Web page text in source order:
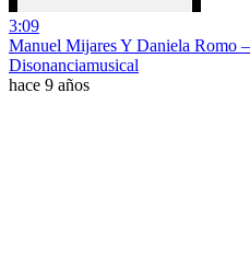
3:09
Manuel Mijares Y Daniela Romo
Disonanciamusical
hace 9 años